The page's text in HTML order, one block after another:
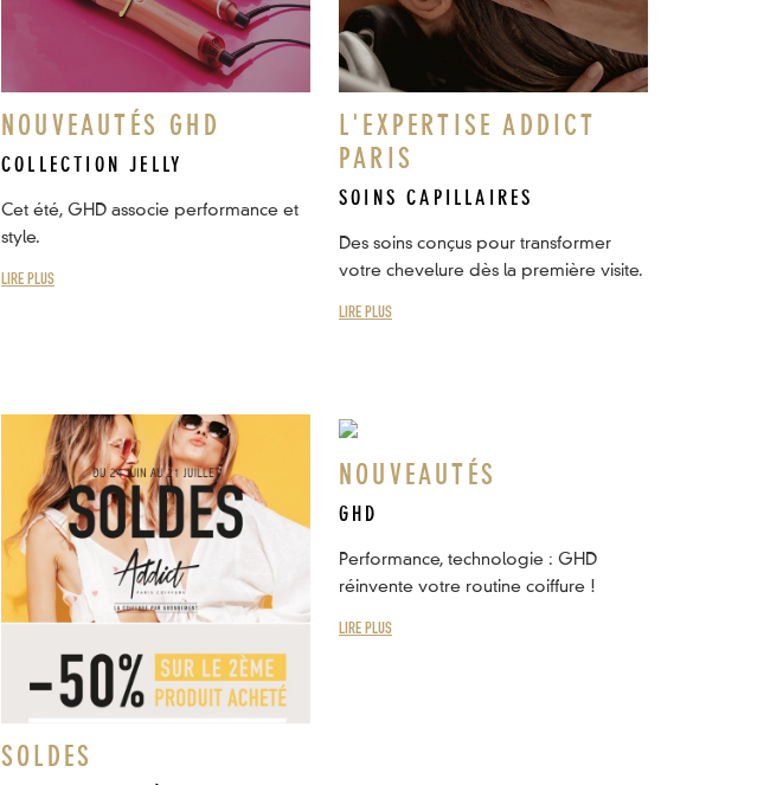
NOUVEAUTÉS GHD
COLLECTION JELLY
Cet été, GHD associe performance et
style.
LIRE PLUS
L'EXPERTISE ADDICT
PARIS
SOINS CAPILLAIRES
Des soins conçus pour transformer
votre chevelure dès la première visite.
LIRE PLUS
SOLDES
NOUVEAUTÉS
GHD
Performance, technologie : GHD
réinvente votre routine coiffure !
LIRE PLUS